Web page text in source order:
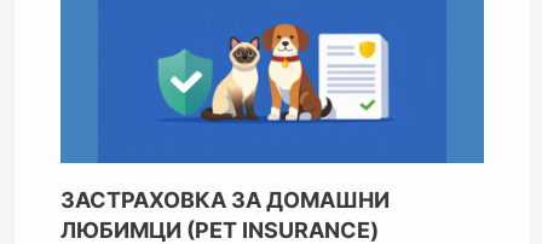
ЗАСТРАХОВКА ЗА ДОМАШНИ
ЛЮБИМЦИ (PET INSURANCE)